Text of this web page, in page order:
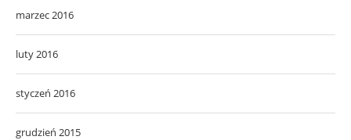
marzec 2016
luty 2016
styczeń 2016
grudzień 2015